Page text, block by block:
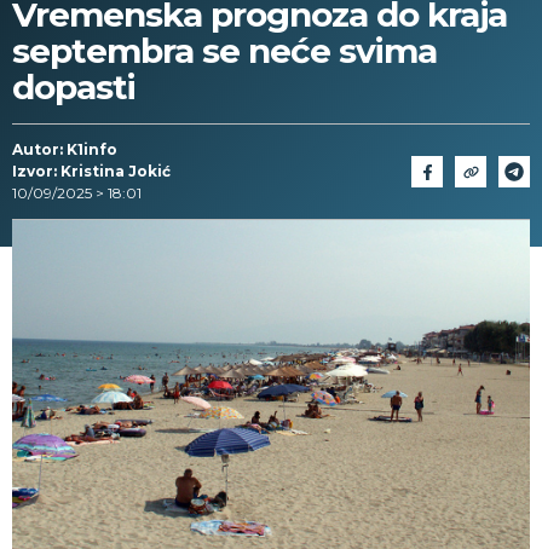
Vremenska prognoza do kraja
septembra se neće svima
dopasti
Autor: K1info
Izvor: Kristina Jokić
10/09/2025 > 18:01